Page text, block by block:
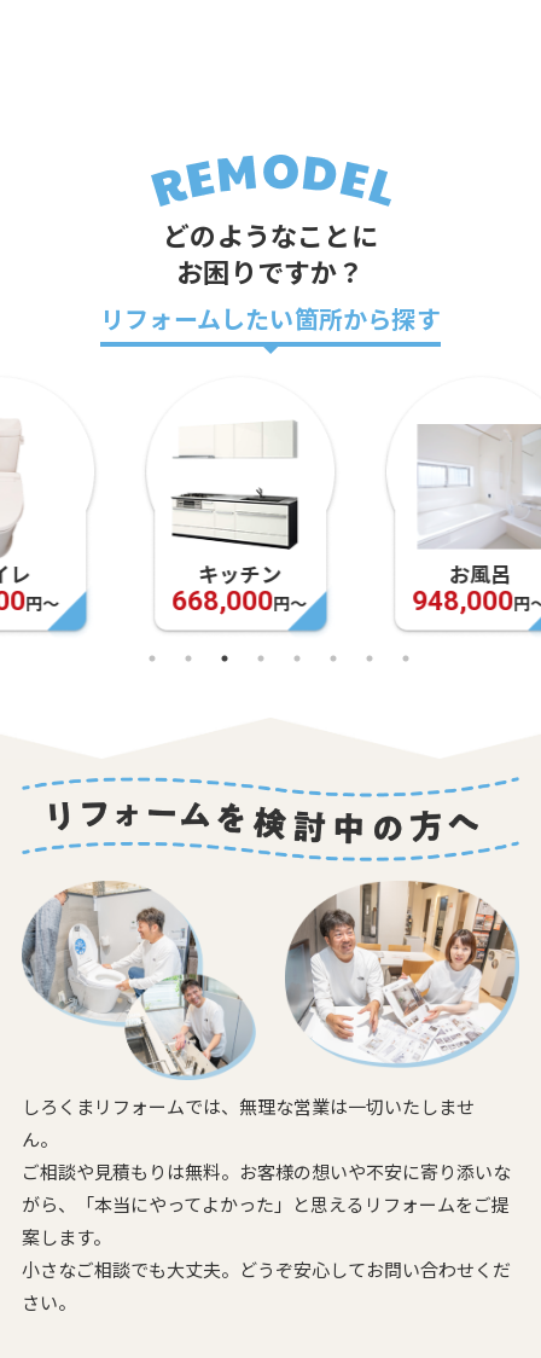
どのようなことに
お困りですか？
リフォームしたい箇所から探す
668,000円〜
948,000円〜
しろくまリフォームでは、無理な営業は一切いたしませ
ん。
ご相談や見積もりは無料。お客様の想いや不安に寄り添いな
がら、
「本当にやってよかった」と思えるリフォームをご提
案します。
小さなご相談でも大丈夫。どうぞ安心してお問い合わせくだ
さい。